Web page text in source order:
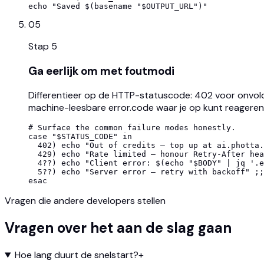
echo "Saved $(basename "$OUTPUT_URL")"
05
Stap 5
Ga eerlijk om met foutmodi
Differentieer op de HTTP-statuscode: 402 voor
machine-leesbare error.code waar je op kunt
# Surface the common failure modes honestly.
case "$STATUS_CODE" in
402) echo "Out of credits — top up at
429) echo "Rate limited — honour Retry-After
4??) echo "Client error: $(echo "$BODY" | jq
  5??) echo "Server error — retry with backoff" ;;
esac
Vragen die andere developers stellen
Vragen over het aan de slag gaan
Hoe lang duurt de snelstart?+